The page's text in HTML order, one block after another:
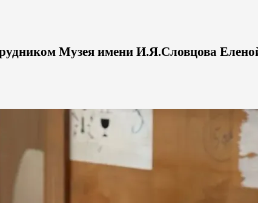
Музея имени И.Я.Словцова